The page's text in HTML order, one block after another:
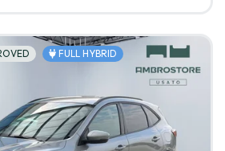
FULL HYBRID